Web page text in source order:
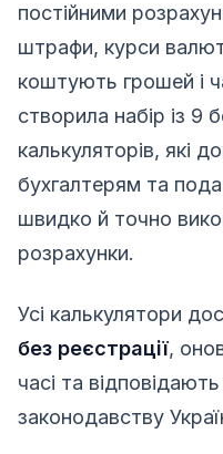
постійними
штрафи, курси
коштують грошей і
створила набір із 9
калькуляторів, які
бухгалтерям та
швидко й точно
розрахунки.
Усі калькулятори
без реєстрації,
часі та
законодавству